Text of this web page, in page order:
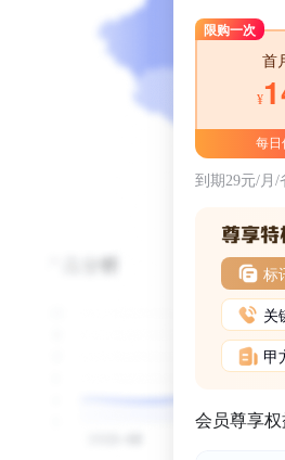
限购一次
首
¥
每日
到期29元/月/
标
关
甲
会员尊享